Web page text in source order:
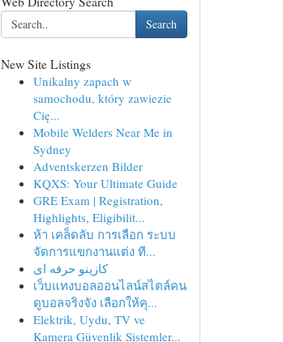
Search
New Site Listings
Unikalny zapach w
samochodu, który zawiezie
Cię...
Mobile Welders Near Me in
Sydney
Adventskerzen Bilder
KQXS: Your Ultimate Guide
GRE Exam | Registration,
Highlights, Eligibilit...
ห้า เคล็ดลับ การเลือก ระบบ
จัดการแขกงานแต่ง ที...
کازینو حرفه ای
เว็บแทงบอลออนไลน์สไตล์คน
ดูบอลจริงจัง เลือกให้คุ...
Elektrik, Uydu, TV ve
Kamera Güvenlik Sistemler...